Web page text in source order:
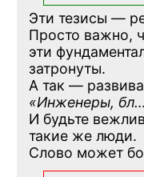
Эти тезисы —
Просто важно,
эти
затронуты.
А так —
«Инженеры,
И будьте
такие же люди.
Слово может